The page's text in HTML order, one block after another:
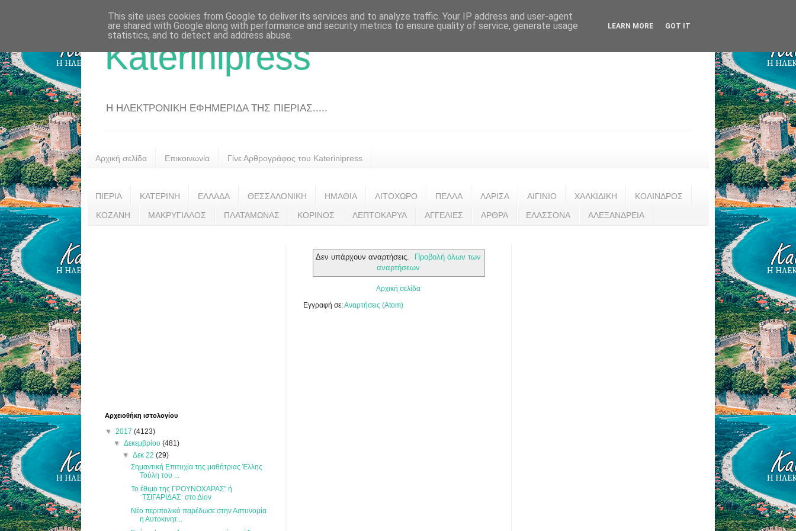
Katerinipress
Η ΗΛΕΚΤΡΟΝΙΚΗ ΕΦΗΜΕΡΙΔΑ ΤΗΣ ΠΙΕΡΙΑΣ.....
Αρχική σελίδα Επικοινωνία Γίνε Αρθρογράφος του Katerinipress
ΠΙΕΡΙΑ ΚΑΤΕΡΙΝΗ ΕΛΛΑΔΑ ΘΕΣΣΑΛΟΝΙΚΗ ΗΜΑΘΙΑ ΛΙΤΟΧΩΡΟ ΠΕΛΛΑ ΛΑΡΙΣΑ ΑΙΓΙΝΙΟ ΧΑΛΚΙΔΙΚΗ ΚΟΛΙΝΔΡΟΣ
ΚΟΖΑΝΗ ΜΑΚΡΥΓΙΑΛΟΣ ΠΛΑΤΑΜΩΝΑΣ ΚΟΡΙΝΟΣ ΛΕΠΤΟΚΑΡΥΑ ΑΓΓΕΛΙΕΣ ΑΡΘΡΑ ΕΛΑΣΣΟΝΑ ΑΛΕΞΑΝΔΡΕΙΑ
Δεν υπάρχουν αναρτήσεις.
Προβολή όλων των
αναρτήσεων
Αρχική σελίδα
Εγγραφή σε:Αναρτήσεις (Atom)
Αρχειοθήκη ιστολογίου
▼ 2017 (4123)
▼Δεκεμβρίου(481)
▼ Δεκ 22 (29)
Σημαντική Επιτυχία της μαθήτριας Έλλης
Τούλη του ...
Το έθιμο της ΓΡΟΥΝΟΧΑΡΑΣ” ή
¨ΤΣΙΓΑΡΙΔΑΣ¨ στο Δίον
Νέο περιπολικό παρέδωσε στην Αστυνομία
η Αυτοκινητ...
This site uses cookies from Google to deliver its services and to analyze traffic. Your IP address and user-agent
are shared with Google along with performance and security metrics to ensure quality of service, generate usage
statistics, and to detect and address abuse.
LEARN MORE GOT IT